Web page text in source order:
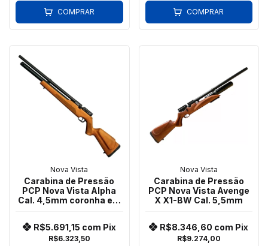
COMPRAR COMPRAR
Nova Vista
Carabina de Pressão
PCP Nova Vista Alpha
Cal. 4,5mm coronha em
R$6.323,50
R$5.691,15 com Pix
Nova Vista
Carabina de Pressão
PCP Nova Vista Avenge
X X1-BW Cal. 5,5mm
R$9.274,00
R$8.346,60 com Pix